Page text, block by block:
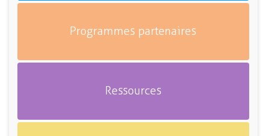
Programmes partenaires
Ressources